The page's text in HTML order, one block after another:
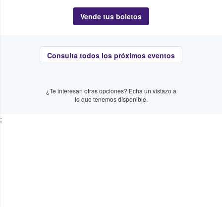
Vende tus boletos
Consulta todos los próximos eventos
¿Te interesan otras opciones? Echa un vistazo a
lo que tenemos disponible.
;